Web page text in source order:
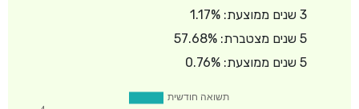
3 שנים ממוצעת: 1.17%
5 שנים מצטברת: 57.68%
5 שנים ממוצעת: 0.76%